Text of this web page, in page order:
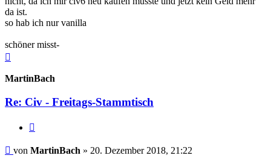
da ist.
so hab ich nur vanilla
schöner misst-
MartinBach
Re: Civ - Freitags-Stammtisch
Beitrag
von MartinBach » 20. Dezember 2018, 21:22